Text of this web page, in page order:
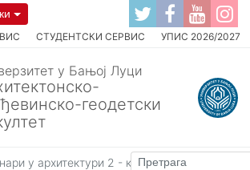
СТУДЕНТСКИ СЕРВИС УПИС 2026/2027
у Бањој Луци
геодетски
у архитектури 2 - коначни резултати I